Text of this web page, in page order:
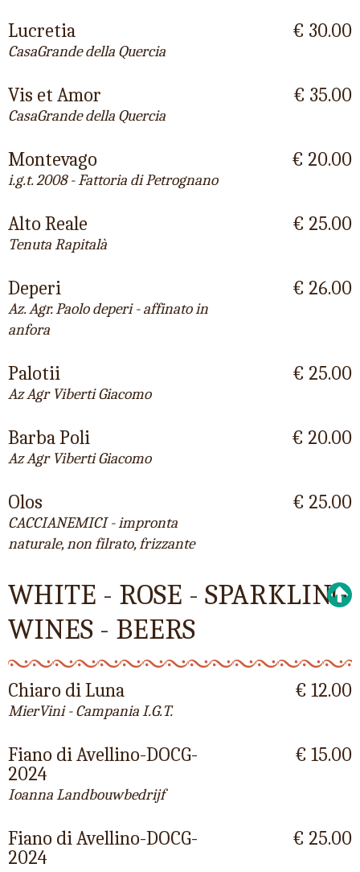
Lucretia
CasaGrande della Quercia
€ 30.00
Vis et Amor
CasaGrande della Quercia
€ 35.00
Montevago
i.g.t. 2008 - Fattoria di Petrognano
€ 20.00
Alto Reale
Tenuta Rapitalà
€ 25.00
Deperi
Az. Agr. Paolo deperi - affinato in
anfora
€ 26.00
Palotii
Az Agr Viberti Giacomo
€ 25.00
Barba Poli
Az Agr Viberti Giacomo
€ 20.00
Olos
CACCIANEMICI - impronta
naturale, non filrato, frizzante
€ 25.00
WHITE - ROSE - SPARKLING
WINES - BEERS
Chiaro di Luna
MierVini - Campania I.G.T.
€ 12.00
Fiano di Avellino-DOCG-
2024
Ioanna Landbouwbedrijf
€ 15.00
Fiano di Avellino-DOCG-
2024
€ 25.00